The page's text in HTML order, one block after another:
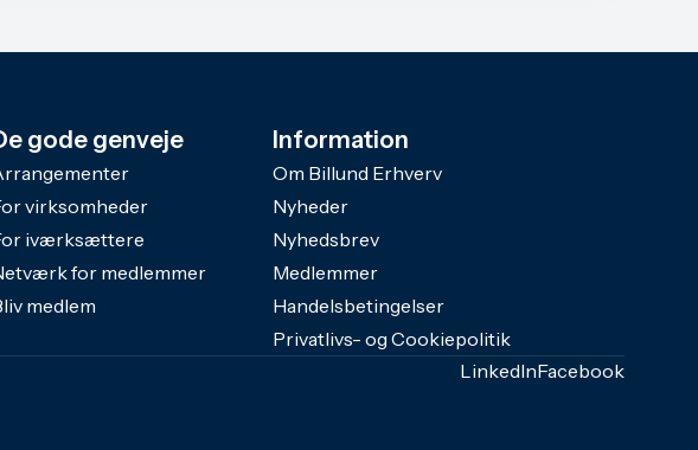
gode genveje
virksomheder
iværksættere
for medlemmer
medlem
Information
Om Billund Erhverv
Nyheder
Nyhedsbrev
Medlemmer
Handelsbetingelser
Privatlivs- og Cookiepolitik
LinkedInFacebook